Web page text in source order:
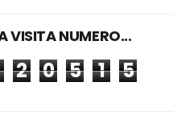
VISITA NUMERO...
2 0 5 1 5